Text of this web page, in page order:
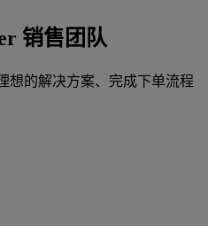
销售团队
想的解决方案、完成下单流程